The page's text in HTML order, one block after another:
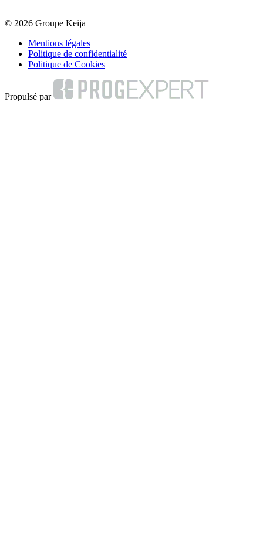
© 2026 Groupe Keija
Mentions légales
Politique de confidentialité
Politique de Cookies
Propulsé par